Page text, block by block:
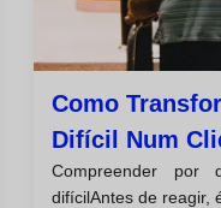
Como
Difícil Num
Compreender
difícilAntes de reagir,